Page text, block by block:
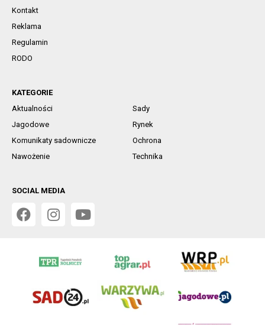
Kontakt
Reklama
Regulamin
RODO
KATEGORIE
Aktualności
Sady
Jagodowe
Rynek
Komunikaty sadownicze
Ochrona
Nawożenie
Technika
SOCIAL MEDIA